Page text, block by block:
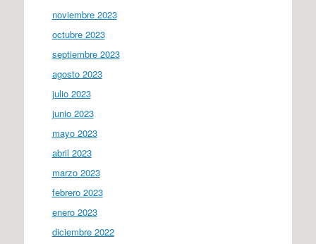
noviembre 2023
octubre 2023
septiembre 2023
agosto 2023
julio 2023
junio 2023
mayo 2023
abril 2023
marzo 2023
febrero 2023
enero 2023
diciembre 2022